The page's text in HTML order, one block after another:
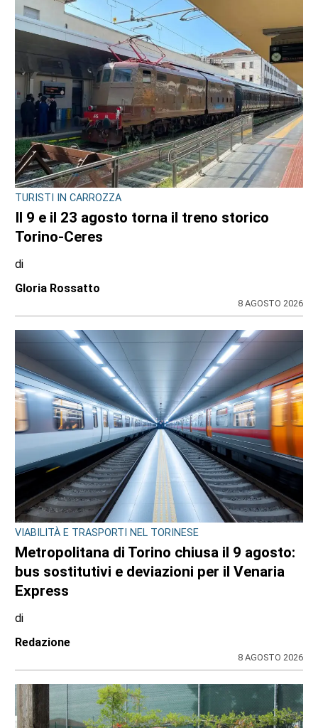
TURISTI IN CARROZZA
Il 9 e il 23 agosto torna il treno storico
Torino-Ceres
di
Gloria Rossatto
8 AGOSTO 2026
VIABILITÀ E TRASPORTI NEL TORINESE
Metropolitana di Torino chiusa il 9 agosto:
bus sostitutivi e deviazioni per il Venaria
Express
di
Redazione
8 AGOSTO 2026